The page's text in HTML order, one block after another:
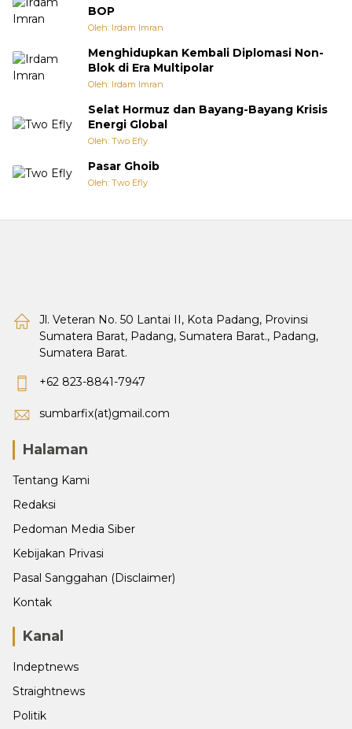
BOP
Oleh: Irdam Imran
Menghidupkan Kembali Diplomasi Non-
Blok di Era Multipolar
Oleh: Irdam Imran
Selat Hormuz dan Bayang-Bayang Krisis
Energi Global
Oleh: Two Efly
Pasar Ghoib
Oleh: Two Efly
Jl. Veteran No. 50 Lantai II, Kota Padang, Provinsi
Sumatera Barat, Padang, Sumatera Barat., Padang,
Sumatera Barat.
+62 823-8841-7947
sumbarfix(at)gmail.com
Halaman
Tentang Kami
Redaksi
Pedoman Media Siber
Kebijakan Privasi
Pasal Sanggahan (Disclaimer)
Kontak
Kanal
Indeptnews
Straightnews
Politik